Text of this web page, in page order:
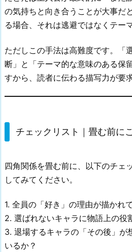
の気持ちと向き合うことが大事だ
る場合、それは逃避ではなくテー
ただしこの手法は高難度です。「
断」と「テーマ的な意味のある保
すから、読者に伝わる描写力が要
チェックリスト｜畳む前に
四角関係を畳む前に、以下のチェ
してみてください。
1. 全員の「好き」の理由が描かれ
2. 選ばれないキャラに物語上の役
3. 退場するキャラの「その後」が
いるか？